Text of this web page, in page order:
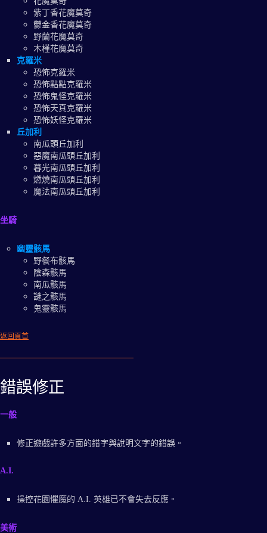
紫丁香花魔莫奇
鬱金香花魔莫奇
野蘭花魔莫奇
木槿花魔莫奇
克羅米
恐怖克羅米
恐怖點點克羅米
恐怖鬼怪克羅米
恐怖天真克羅米
恐怖妖怪克羅米
丘加利
南瓜頭丘加利
惡魔南瓜頭丘加利
暮光南瓜頭丘加利
燃燒南瓜頭丘加利
魔法南瓜頭丘加利
坐騎
幽靈骸馬
野餐布骸馬
陰森骸馬
南瓜骸馬
謎之骸馬
鬼靈骸馬
返回頁首
錯誤修正
一般
修正遊戲許多方面的錯字與說明文字的錯誤。
A.I.
操控花園懼魔的 A.I. 英雄已不會失去反應。
美術